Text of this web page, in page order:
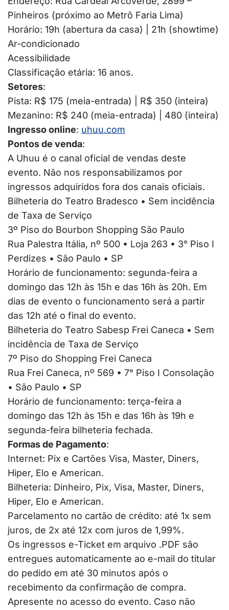
Pinheiros (próximo ao Metrô Faria Lima)
Horário: 19h (abertura da casa) | 21h (showtime)
Ar-condicionado
Acessibilidade
Classificação etária: 16 anos.
Setores:
Pista: R$ 175 (meia-entrada) | R$ 350 (inteira)
Mezanino: R$ 240 (meia-entrada) | 480 (inteira)
Ingresso online: uhuu.com
Pontos de venda:
A Uhuu é o canal oficial de vendas deste
evento. Não nos responsabilizamos por
ingressos adquiridos fora dos canais oficiais.
Bilheteria do Teatro Bradesco • Sem incidência
de Taxa de Serviço
3º Piso do Bourbon Shopping São Paulo
Rua Palestra Itália, nº 500 • Loja 263 • 3° Piso I
Perdizes • São Paulo • SP
Horário de funcionamento: segunda-feira a
domingo das 12h às 15h e das 16h às 20h. Em
dias de evento o funcionamento será a partir
das 12h até o final do evento.
Bilheteria do Teatro Sabesp Frei Caneca • Sem
incidência de Taxa de Serviço
7º Piso do Shopping Frei Caneca
Rua Frei Caneca, nº 569 • 7° Piso I Consolação
• São Paulo • SP
Horário de funcionamento: terça-feira a
domingo das 12h às 15h e das 16h às 19h e
segunda-feira bilheteria fechada.
Formas de Pagamento:
Internet: Pix e Cartões Visa, Master, Diners,
Hiper, Elo e American.
Bilheteria: Dinheiro, Pix, Visa, Master, Diners,
Hiper, Elo e American.
Parcelamento no cartão de crédito: até 1x sem
juros, de 2x até 12x com juros de 1,99%.
Os ingressos e-Ticket em arquivo .PDF são
entregues automaticamente ao e-mail do titular
do pedido em até 30 minutos após o
recebimento da confirmação de compra.
Apresente no acesso do evento. Caso não